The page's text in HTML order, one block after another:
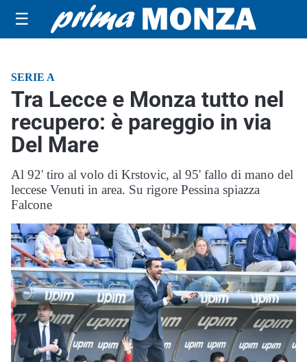
☰
SERIE A
Tra Lecce e Monza tutto nel
recupero: è pareggio in via
Del Mare
Al 92' tiro al volo di Krstovic, al 95' fallo di mano del
leccese Venuti in area. Su rigore Pessina spiazza
Falcone